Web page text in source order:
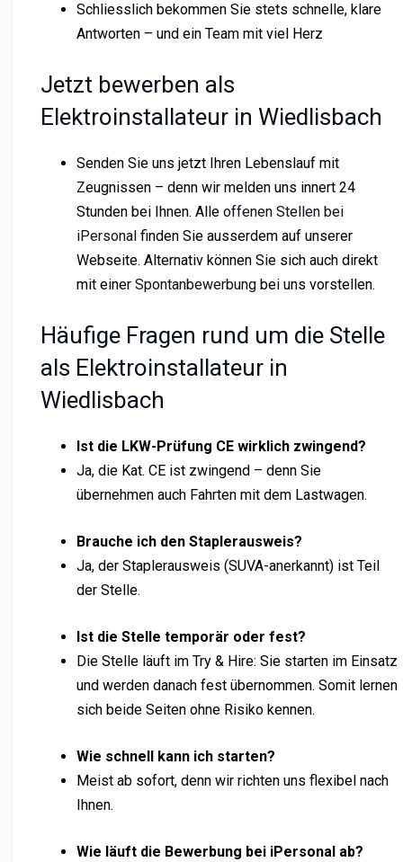
Schliesslich bekommen Sie stets schnelle, klare
Antworten – und ein Team mit viel Herz
Jetzt bewerben als
Elektroinstallateur in Wiedlisbach
Senden Sie uns jetzt Ihren Lebenslauf mit
Zeugnissen – denn wir melden uns innert 24
Stunden bei Ihnen. Alle offenen Stellen bei
iPersonal finden Sie ausserdem auf unserer
Webseite. Alternativ können Sie sich auch direkt
mit einer Spontanbewerbung bei uns vorstellen.
Häufige Fragen rund um die Stelle
als Elektroinstallateur in
Wiedlisbach
Ist die LKW-Prüfung CE wirklich zwingend?
Ja, die Kat. CE ist zwingend – denn Sie
übernehmen auch Fahrten mit dem Lastwagen.
Brauche ich den Staplerausweis?
Ja, der Staplerausweis (SUVA-anerkannt) ist Teil
der Stelle.
Ist die Stelle temporär oder fest?
Die Stelle läuft im Try & Hire: Sie starten im Einsatz
und werden danach fest übernommen. Somit lernen
sich beide Seiten ohne Risiko kennen.
Wie schnell kann ich starten?
Meist ab sofort, denn wir richten uns flexibel nach
Ihnen.
Wie läuft die Bewerbung bei iPersonal ab?